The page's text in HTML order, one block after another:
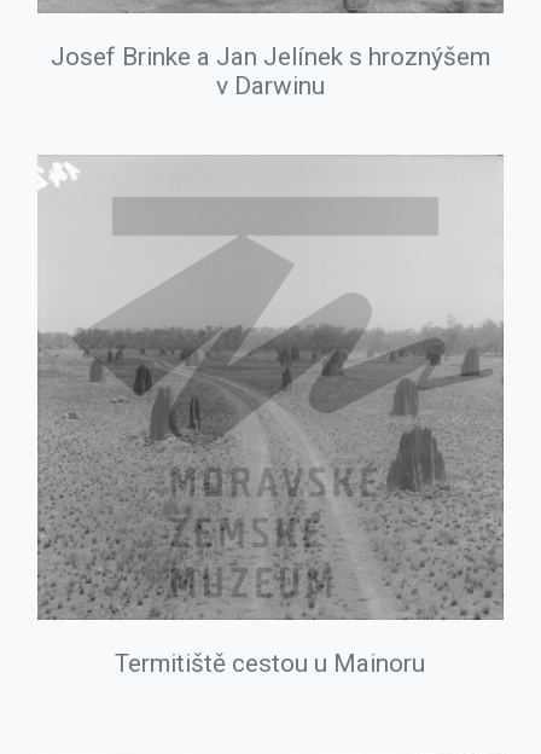
Josef Brinke a Jan Jelínek s hroznýšem
v Darwinu
Termitiště cestou u Mainoru